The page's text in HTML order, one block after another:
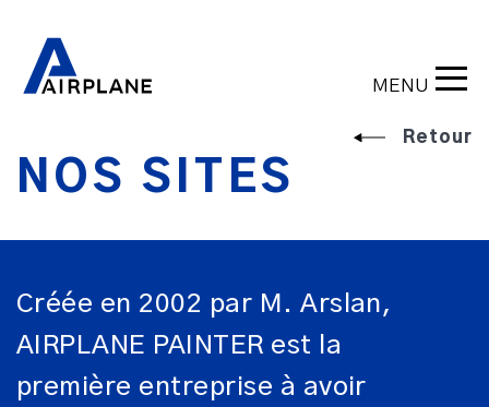
MENU
Retour
NOS SITES
Créée en 2002 par M. Arslan,
AIRPLANE PAINTER est la
première entreprise à avoir